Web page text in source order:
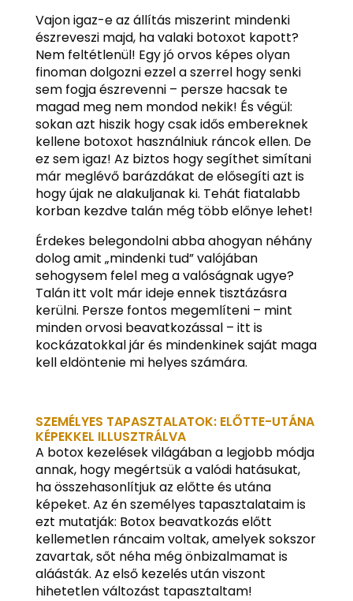
Vajon igaz-e az állítás miszerint mindenki
észreveszi majd, ha valaki botoxot kapott?
Nem feltétlenül! Egy jó orvos képes olyan
finoman dolgozni ezzel a szerrel hogy senki
sem fogja észrevenni – persze hacsak te
magad meg nem mondod nekik! És végül:
sokan azt hiszik hogy csak idős embereknek
kellene botoxot használniuk ráncok ellen. De
ez sem igaz! Az biztos hogy segíthet simítani
már meglévő barázdákat de elősegíti azt is
hogy újak ne alakuljanak ki. Tehát fiatalabb
korban kezdve talán még több előnye lehet!
Érdekes belegondolni abba ahogyan néhány
dolog amit „mindenki tud” valójában
sehogysem felel meg a valóságnak ugye?
Talán itt volt már ideje ennek tisztázásra
kerülni. Persze fontos megemlíteni – mint
minden orvosi beavatkozással – itt is
kockázatokkal jár és mindenkinek saját maga
kell eldöntenie mi helyes számára.
SZEMÉLYES TAPASZTALATOK: ELŐTTE-UTÁNA
KÉPEKKEL ILLUSZTRÁLVA
A botox kezelések világában a legjobb módja
annak, hogy megértsük a valódi hatásukat,
ha összehasonlítjuk az előtte és utána
képeket. Az én személyes tapasztalataim is
ezt mutatják: Botox beavatkozás előtt
kellemetlen ráncaim voltak, amelyek sokszor
zavartak, sőt néha még önbizalmamat is
aláásták. Az első kezelés után viszont
hihetetlen változást tapasztaltam!